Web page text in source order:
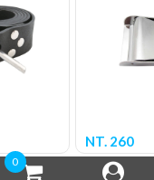
0
NT. 260